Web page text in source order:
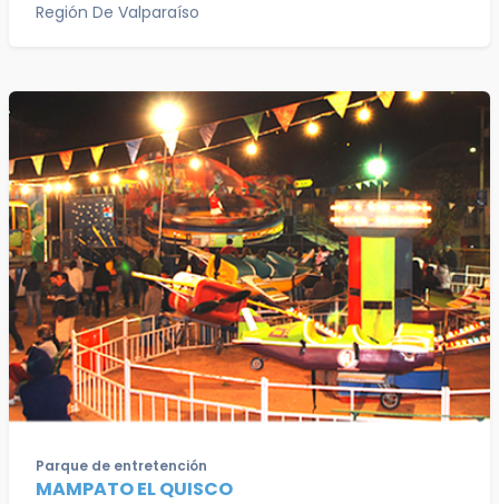
Región De Valparaíso
Parque de entretención
MAMPATO EL QUISCO